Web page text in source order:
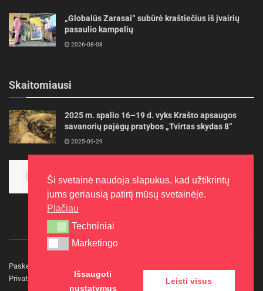
„Globalūs Zarasai“ subūrė kraštiečius iš įvairių
pasaulio kampelių
2026-08-08
Skaitomiausi
2025 m. spalio 16–19 d. vyks Krašto apsaugos
savanorių pajėgų pratybos „Tvirtas skydas 8“
2025-09-29
aukso
2015-10-30
Paskelbkite naujieną
Privatumo politika
Kontaktai
Ši svetainė naudoja slapukus, kad užtikrintų
jums geriausią patirtį mūsų svetainėje.
Plačiau
Techniniai
Techniniai
Marketingo
Marketingo
Išsaugoti
nustatymus
Leisti visus